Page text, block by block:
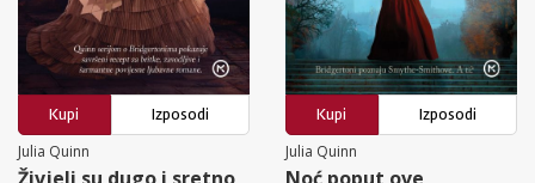
Kupi
Izposodi
Julia Quinn
Kupi
Izposodi
Julia Quinn